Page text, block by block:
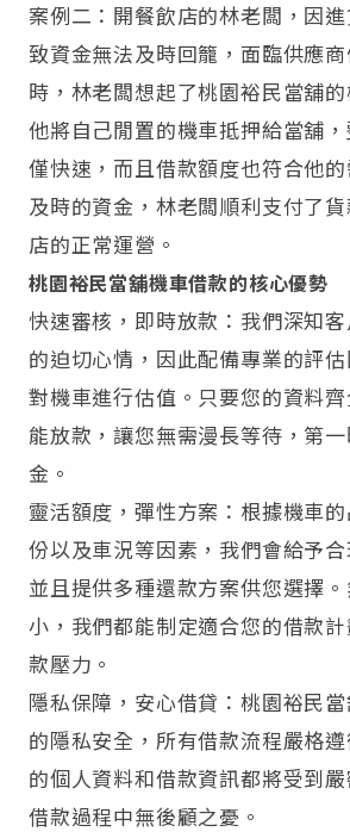
案例二：開餐飲店的林老闆，因
致資金無法及時回籠，面臨供應
時，林老闆想起了桃園裕民當舖的
他將自己閒置的機車抵押給當舖
僅快速，而且借款額度也符合他
及時的資金，林老闆順利支付了
店的正常運營。​
桃園裕民當舖機車借款的核心優勢​
快速審核，即時放款：我們深知
的迫切心情，因此配備專業的評
對機車進行估值。只要您的資料
能放款，讓您無需漫長等待，第
金。​
靈活額度，彈性方案：根據機車
份以及車況等因素，我們會給予合
並且提供多種還款方案供您選擇
小，我們都能制定適合您的借款
款壓力。​
隱私保障，安心借貸：桃園裕民
的隱私安全，所有借款流程嚴格
的個人資料和借款資訊都將受到
借款過程中無後顧之憂。​